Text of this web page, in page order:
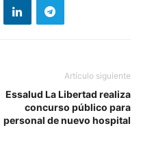
Artículo siguiente
Essalud La Libertad realiza
concurso público para
personal de nuevo hospital